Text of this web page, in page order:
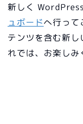
新しく
ュボードへ行って
テンツを含む新
れでは、お楽しみ